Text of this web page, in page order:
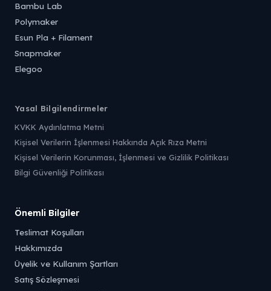
Bambu Lab
Polymaker
Esun Pla + Filament
Snapmaker
Elegoo
Yasal Bilgilendirmeler
KVKK Aydınlatma Metni
Kişisel Verilerin İşlenmesi Hakkında Açık Rıza Metni
Kişisel Verilerin Korunması, İşlenmesi ve Gizlilik Politikası
Bilgi Güvenliği Politikası
Önemli Bilgiler
Teslimat Koşulları
Hakkımızda
Üyelik ve Kullanım Şartları
Satış Sözleşmesi